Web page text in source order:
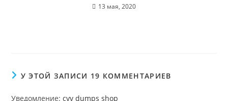
13 мая, 2020
У ЭТОЙ ЗАПИСИ 19 КОММЕНТАРИЕВ
Уведомление:cvv dumps shop